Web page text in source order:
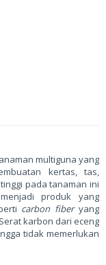
multiguna yang
kertas, tas,
pada tanaman ini
produk yang
carbon fiberyang
karbon dari eceng
tidak memerlukan